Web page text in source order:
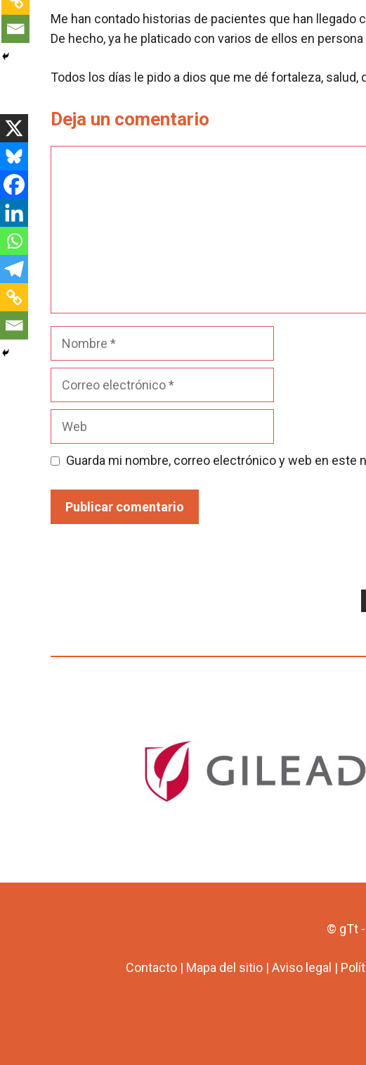
Me han contado historias de pacientes que han llegado
De hecho, ya he platicado con varios de ellos en
Todos los días le pido a dios que me dé fortaleza,
Deja un comentario
Nombre
Guarda mi nombre, correo electrónico y web en este
© gTt
Contacto| Mapa del sitio| Aviso legal |